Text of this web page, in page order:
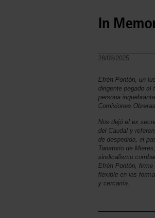
In
28/06/2025.
Efrén Pontón, un
dirigente pegado al
persona
Comisiones Obreras
Nos dejó el ex
del Caudal y
de despedida, el
Tanatorio de
sindicalismo
Efrén Pontón,
flexible en las
y cercanía.